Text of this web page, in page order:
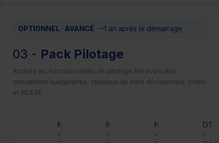
OPTIONNEL · AVANCÉ · ~1 an après le démarrage
03 - Pack Pilotage
Activez les fonctionnalités de pilotage RH avancées :
simulations budgétaires, tableaux de bord décisionnels, Index
et BDESE.
NB10
-
NB11
-
NB12
-
D1
-